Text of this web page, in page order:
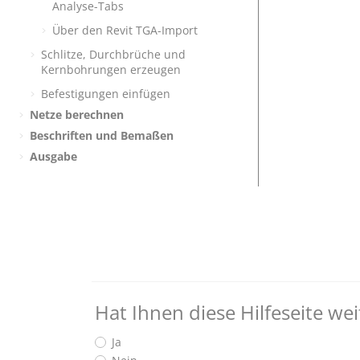
Analyse-Tabs
Über den Revit TGA-Import
Schlitze, Durchbrüche und
Kernbohrungen erzeugen
Befestigungen einfügen
Netze berechnen
Beschriften und Bemaßen
Ausgabe
Hat Ihnen diese Hilfeseite
Ja